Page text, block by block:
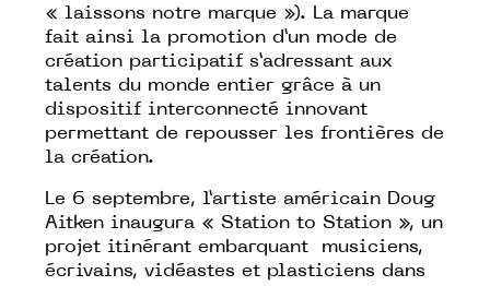
« laissons notre marque »). La marque
fait ainsi la promotion d’un mode de
création participatif s’adressant aux
talents du monde entier grâce à un
dispositif interconnecté innovant
permettant de repousser les frontières de
la création.
Le 6 septembre, l’artiste américain Doug
Aitken inaugura « Station to Station », un
projet itinérant embarquant musiciens,
écrivains, vidéastes et plasticiens dans